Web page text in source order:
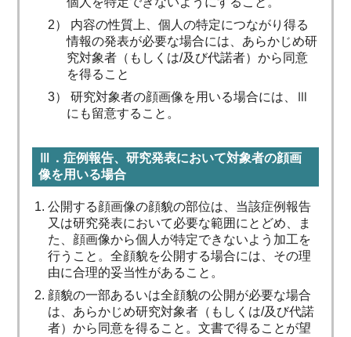
2） 内容の性質上、個人の特定につながり得る
情報の発表が必要な場合には、あらかじめ研
究対象者（もしくは/及び代諾者）から同意
を得ること
3） 研究対象者の顔画像を用いる場合には、Ⅲ
にも留意すること。
Ⅲ．症例報告、研究発表において対象者の顔画
像を用いる場合
公開する顔画像の顔貌の部位は、当該症例報告
又は研究発表において必要な範囲にとどめ、ま
た、顔画像から個人が特定できないよう加工を
行うこと。全顔貌を公開する場合には、その理
由に合理的妥当性があること。
顔貌の一部あるいは全顔貌の公開が必要な場合
は、あらかじめ研究対象者（もしくは/及び代諾
者）から同意を得ること。文書で得ることが望